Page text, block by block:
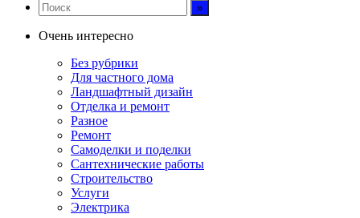
Очень интересно
Без рубрики
Для частного дома
Ландшафтный дизайн
Отделка и ремонт
Разное
Ремонт
Самоделки и поделки
Сантехнические работы
Строительство
Услуги
Электрика